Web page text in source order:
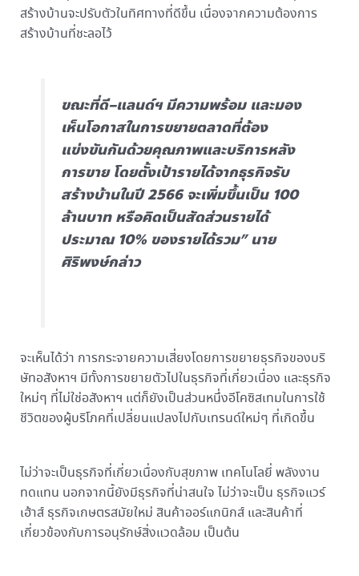
สร้างบ้านจะปรับตัวในทิศทางที่ดีขึ้น เนื่องจากความต้องการ
สร้างบ้านที่ชะลอไว้
ขณะที่ดี–แลนด์ฯ มีความพร้อม และมอง
เห็นโอกาสในการขยายตลาดที่ต้อง
แข่งขันกันด้วยคุณภาพและบริการหลัง
การขาย โดยตั้งเป้ารายได้จากธุรกิจรับ
สร้างบ้านในปี 2566 จะเพิ่มขึ้นเป็น 100
ล้านบาท หรือคิดเป็นสัดส่วนรายได้
ประมาณ 10% ของรายได้รวม” นาย
ศิริพงษ์กล่าว
จะเห็นได้ว่า การกระจายความเสี่ยงโดยการขยายธุรกิจของบริ
ษัทอสังหาฯ มีทั้งการขยายตัวไปในธุรกิจที่เกี่ยวเนื่อง และธุรกิจ
ใหม่ๆ ที่ไม่ใช่อสังหาฯ แต่ก็ยังเป็นส่วนหนึ่งอีโคซิสเทมในการใช้
ชีวิตของผู้บริโภคที่เปลี่ยนแปลงไปกับเทรนด์ใหม่ๆ ที่เกิดขึ้น
ไม่ว่าจะเป็นธุรกิจที่เกี่ยวเนื่องกับสุขภาพ เทคโนโลยี่ พลังงาน
ทดแทน นอกจากนี้ยังมีธุรกิจที่น่าสนใจ ไม่ว่าจะเป็น ธุรกิจแวร์
เฮ้าส์ ธุรกิจเกษตรสมัยใหม่ สินค้าออร์แกนิกส์ และสินค้าที่
เกี่ยวข้องกับการอนุรักษ์สิ่งแวดล้อม เป็นต้น